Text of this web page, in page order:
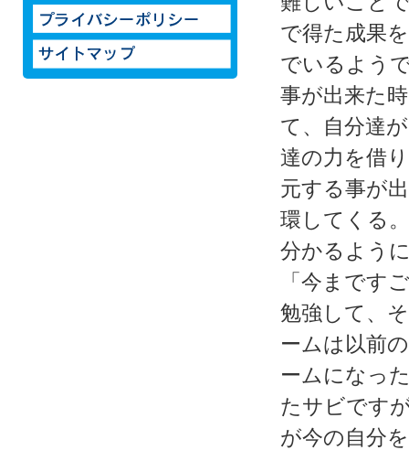
で得た成果
でいるよう
事が出来た
て、自分達
達の力を借
元する事が
環してくる
分かるよう
「今まです
勉強して、
ームは以前
ームになっ
たサビです
が今の自分